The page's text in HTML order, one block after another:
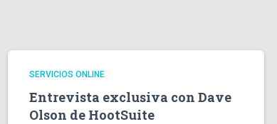
SERVICIOS ONLINE
Entrevista exclusiva con Dave
Olson de HootSuite